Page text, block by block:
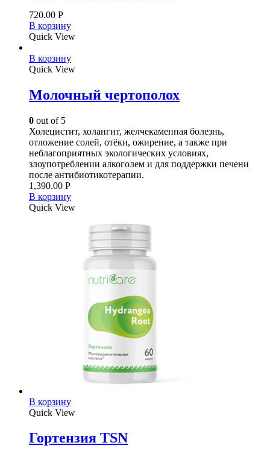
720.00 Р
В корзину
Quick View
В корзину
Quick View
Молочный чертополох
0 out of 5
Холецистит, холангит, желчекаменная болезнь,
отложение солей, отёки, ожирение, а также при
неблагоприятных экологических условиях,
злоупотреблении алкоголем и для поддержки печени
после антибиотикотерапии.
1,390.00 Р
В корзину
Quick View
В корзину
Quick View
Гортензия TSN